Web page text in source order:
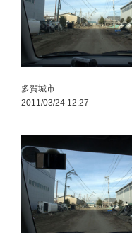
多賀城市
2011/03/24 12:27